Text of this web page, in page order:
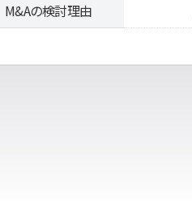
M&Aの検討理由